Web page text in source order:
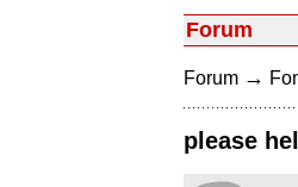
Forum
Forum →
please